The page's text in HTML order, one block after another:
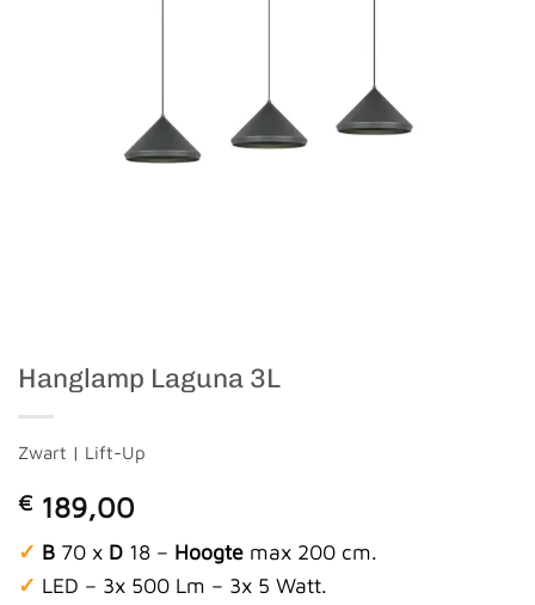
Hanglamp Laguna 3L
Zwart | Lift-Up
€ 189,00
✓ B 70 x D 18 – Hoogte max 200 cm.
✓ LED – 3x 500 Lm – 3x 5 Watt.